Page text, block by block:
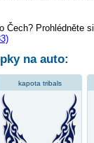
Čech? Prohlédněte
na auto:
kapota tribals